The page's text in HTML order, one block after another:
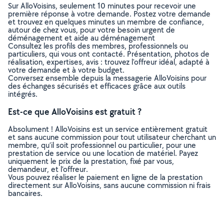
Sur AlloVoisins, seulement 10 minutes pour recevoir une
première réponse à votre demande. Postez votre demande
et trouvez en quelques minutes un membre de confiance,
autour de chez vous, pour votre besoin urgent de
déménagement et aide au déménagement
Consultez les profils des membres, professionnels ou
particuliers, qui vous ont contacté. Présentation, photos de
réalisation, expertises, avis : trouvez l'offreur idéal, adapté à
votre demande et à votre budget.
Conversez ensemble depuis la messagerie AlloVoisins pour
des échanges sécurisés et efficaces grâce aux outils
intégrés.
Est-ce que AlloVoisins est gratuit ?
Absolument ! AlloVoisins est un service entièrement gratuit
et sans aucune commission pour tout utilisateur cherchant un
membre, qu’il soit professionnel ou particulier, pour une
prestation de service ou une location de matériel. Payez
uniquement le prix de la prestation, fixé par vous,
demandeur, et l’offreur.
Vous pouvez réaliser le paiement en ligne de la prestation
directement sur AlloVoisins, sans aucune commission ni frais
bancaires.